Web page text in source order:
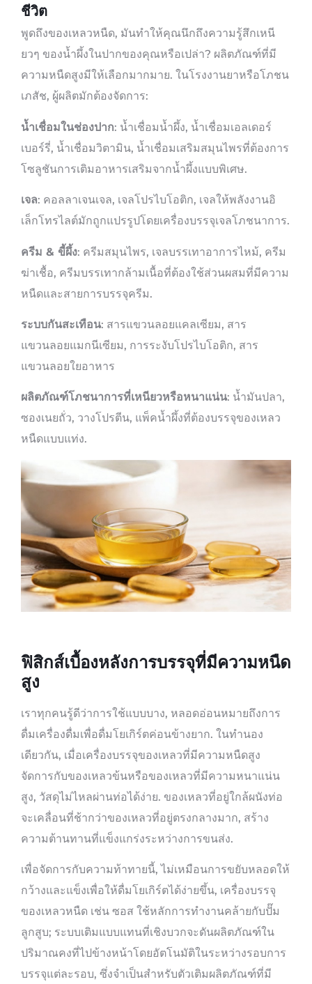
ชีวิต
พูดถึงของเหลวหนืด, มันทำให้คุณนึกถึงความรู้สึกเหนี
ยวๆ ของน้ำผึ้งในปากของคุณหรือเปล่า? ผลิตภัณฑ์ที่มี
ความหนืดสูงมีให้เลือกมากมาย. ในโรงงานยาหรือโภชน
เภสัช, ผู้ผลิตมักต้องจัดการ:
น้ำเชื่อมในช่องปาก: น้ำเชื่อมน้ำผึ้ง, น้ำเชื่อมเอลเดอร์
เบอร์รี่, น้ำเชื่อมวิตามิน, น้ำเชื่อมเสริมสมุนไพรที่ต้องการ
โซลูชันการเติมอาหารเสริมจากน้ำผึ้งแบบพิเศษ.
เจล: คอลลาเจนเจล, เจลโปรไบโอติก, เจลให้พลังงานอิ
เล็กโทรไลต์มักถูกแปรรูปโดยเครื่องบรรจุเจลโภชนาการ.
ครีม & ขี้ผึ้ง: ครีมสมุนไพร, เจลบรรเทาอาการไหม้, ครีม
ฆ่าเชื้อ, ครีมบรรเทากล้ามเนื้อที่ต้องใช้ส่วนผสมที่มีความ
หนืดและสายการบรรจุครีม.
ระบบกันสะเทือน: สารแขวนลอยแคลเซียม, สาร
แขวนลอยแมกนีเซียม, การระงับโปรไบโอติก, สาร
แขวนลอยใยอาหาร
ผลิตภัณฑ์โภชนาการที่เหนียวหรือหนาแน่น: น้ำมันปลา,
ซองเนยถั่ว, วางโปรตีน, แพ็คน้ำผึ้งที่ต้องบรรจุของเหลว
หนืดแบบแท่ง.
ฟิสิกส์เบื้องหลังการบรรจุที่มีความหนืด
สูง
เราทุกคนรู้ดีว่าการใช้แบบบาง, หลอดอ่อนหมายถึงการ
ดื่มเครื่องดื่มเพื่อดื่มโยเกิร์ตค่อนข้างยาก. ในทำนอง
เดียวกัน, เมื่อเครื่องบรรจุของเหลวที่มีความหนืดสูง
จัดการกับของเหลวข้นหรือของเหลวที่มีความหนาแน่น
สูง, วัสดุไม่ไหลผ่านท่อได้ง่าย. ของเหลวที่อยู่ใกล้ผนังท่อ
จะเคลื่อนที่ช้ากว่าของเหลวที่อยู่ตรงกลางมาก, สร้าง
ความต้านทานที่แข็งแกร่งระหว่างการขนส่ง.
เพื่อจัดการกับความท้าทายนี้, ไม่เหมือนการขยับหลอดให้
กว้างและแข็งเพื่อให้ดื่มโยเกิร์ตได้ง่ายขึ้น, เครื่องบรรจุ
ของเหลวหนืด เช่น ซอส ใช้หลักการทำงานคล้ายกับปั๊ม
ลูกสูบ; ระบบเติมแบบแทนที่เชิงบวกจะดันผลิตภัณฑ์ใน
ปริมาณคงที่ไปข้างหน้าโดยอัตโนมัติในระหว่างรอบการ
บรรจุแต่ละรอบ, ซึ่งจำเป็นสำหรับตัวเติมผลิตภัณฑ์ที่มี